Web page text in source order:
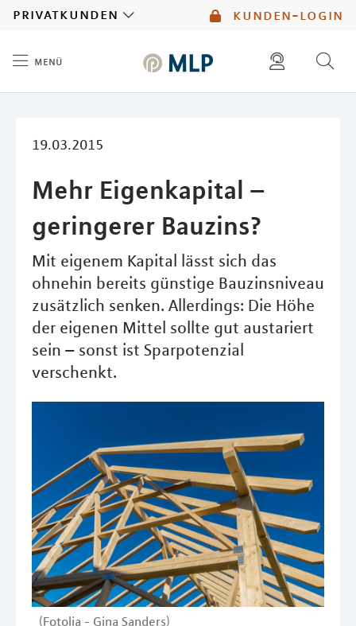
kunden-login
privatkunden
menü
19.03.2015
Mehr Eigenkapital –
geringerer Bauzins?
Mit eigenem Kapital lässt sich das
ohnehin bereits günstige Bauzinsniveau
zusätzlich senken. Allerdings: Die Höhe
der eigenen Mittel sollte gut austariert
sein – sonst ist Sparpotenzial
verschenkt.
(Fotolia - Gina Sanders)